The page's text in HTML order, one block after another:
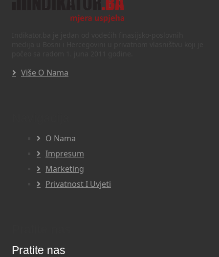
Više O Nama
O Nama
Impresum
Marketing
Privatnost I Uvjeti
Pratite nas